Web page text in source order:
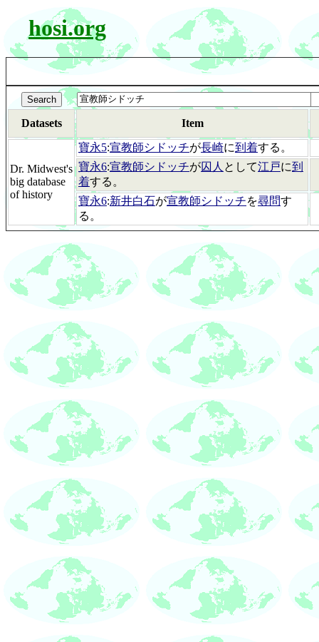
hosi.org
Datasets Item
Dr. Midwest's
big database
of history
寶永5:宣教師シドッチが長崎に到着する。
寶永6:宣教師シドッチが囚人 として江戸に到
着する。
寶永6:新井白石が宣教師シドッチを尋問す
る。